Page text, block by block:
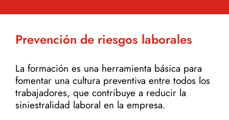
Servicios
Blog
Contacto
Prevención de riesgos laborales
La formación es una herramienta básica para
fomentar una cultura preventiva entre todos los
trabajadores, que contribuye a reducir la
siniestralidad laboral en la empresa.